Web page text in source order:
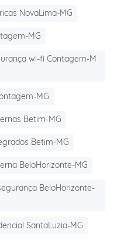
NovaLima-MG
MG
wi-fi Contagem-M
MG
Betim-MG
Betim-MG
BeloHorizonte-MG
BeloHorizonte-
SantaLuzia-MG